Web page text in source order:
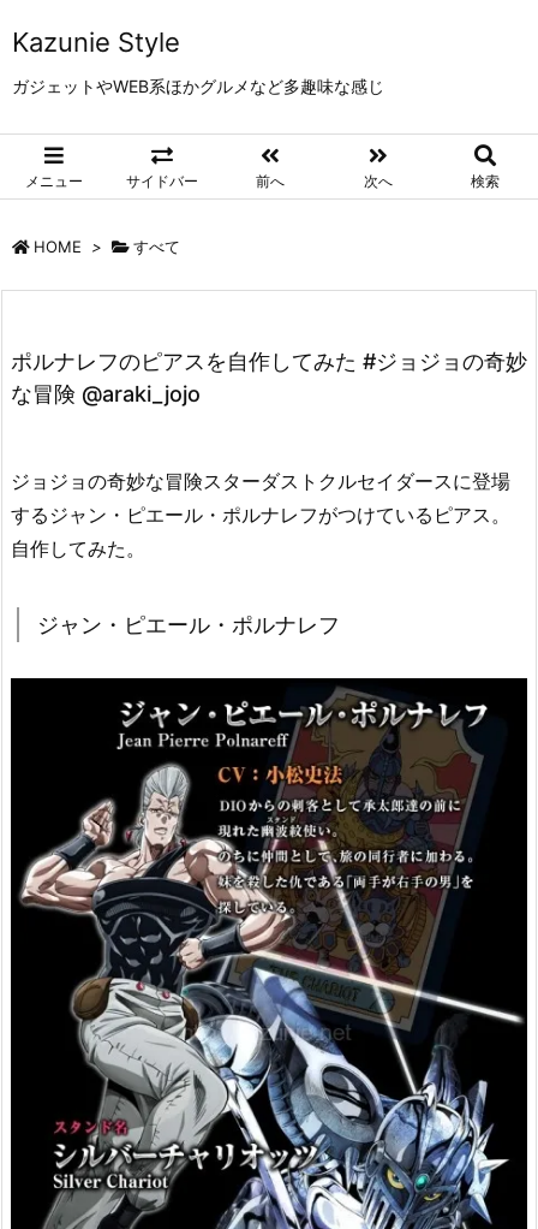
Kazunie Style
ガジェットやWEB系ほかグルメなど多趣味な感じ
メニュー サイドバー 前へ 次へ 検索
HOME > すべて
ポルナレフのピアスを自作してみた #ジョジョの奇妙
な冒険 @araki_jojo
ジョジョの奇妙な冒険スターダストクルセイダースに登場
するジャン・ピエール・ポルナレフがつけているピアス。
自作してみた。
ジャン・ピエール・ポルナレフ